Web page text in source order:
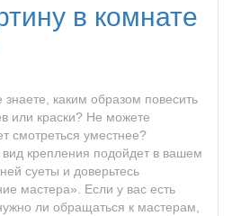
в комнате
каким образом повесить
или краски? Не можете
смотреться уместнее?
крепления подойдет в вашем
суеты и доверьтесь
мастера». Если у вас есть
ли обращаться к мастерам,